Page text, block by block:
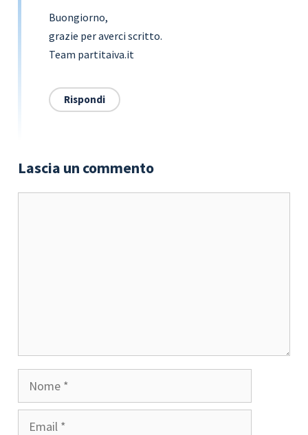
Buongiorno,
grazie per averci scritto.
Team partitaiva.it
Rispondi
Lascia un commento
Nome
Email